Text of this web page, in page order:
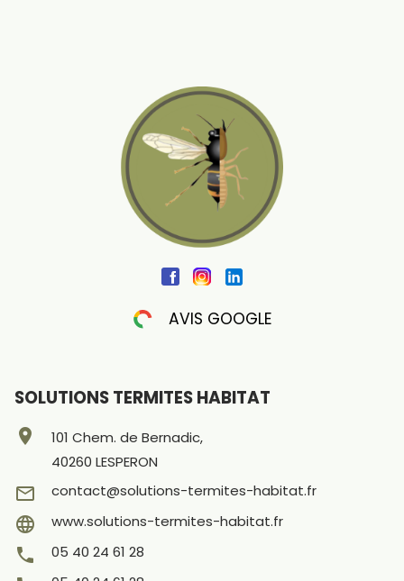
AVIS GOOGLE
SOLUTIONS TERMITES HABITAT
location_on
101 Chem. de Bernadic,
40260 LESPERON
mail_outline contact@solutions-termites-habitat.fr
language www.solutions-termites-habitat.fr
phone 05 40 24 61 28